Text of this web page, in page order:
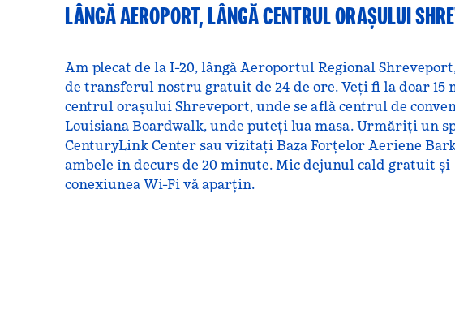
LÂNGĂ AEROPORT, LÂNGĂ CENTRUL ORAȘULUI
Am plecat de la I-20, lângă Aeroportul Regional
de transferul nostru gratuit de 24 de ore. Veți fi la doar 15
centrul orașului Shreveport, unde se află centrul de
Louisiana Boardwalk, unde puteți lua masa. Urmăriți un
CenturyLink Center sau vizitați Baza Forțelor Aeriene
ambele în decurs de 20 minute. Mic dejunul cald gratuit și
conexiunea Wi-Fi vă aparțin.